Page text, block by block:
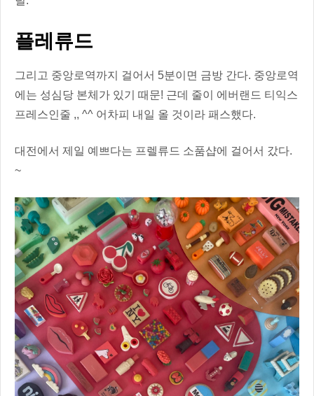
플레류드
그리고 중앙로역까지 걸어서 5분이면 금방 간다. 중앙로역
에는 성심당 본체가 있기 때문! 근데 줄이 에버랜드 티익스
프레스인줄 ,, ^^ 어차피 내일 올 것이라 패스했다.
대전에서 제일 예쁘다는 프렐류드 소품샵에 걸어서 갔다.
~